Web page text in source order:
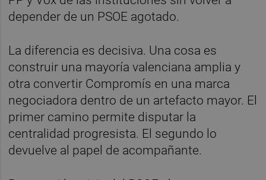
depender de un PSOE agotado.
La diferencia es decisiva. Una cosa es
construir una mayoría valenciana amplia y
otra convertir Compromís en una marca
negociadora dentro de un artefacto mayor. El
primer camino permite disputar la
centralidad progresista. El segundo lo
devuelve al papel de acompañante.